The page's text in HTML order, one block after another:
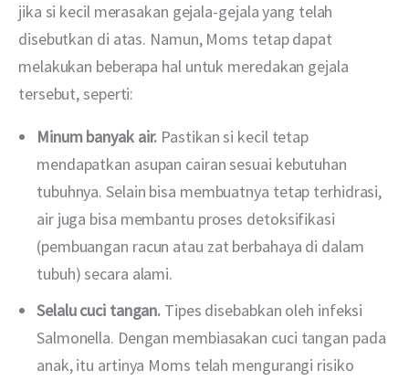
jika si kecil merasakan gejala-gejala yang telah
disebutkan di atas. Namun, Moms tetap dapat
melakukan beberapa hal untuk meredakan gejala
tersebut, seperti:
Minum banyak air. Pastikan si kecil tetap
mendapatkan asupan cairan sesuai kebutuhan
tubuhnya. Selain bisa membuatnya tetap terhidrasi,
air juga bisa membantu proses detoksifikasi
(pembuangan racun atau zat berbahaya di dalam
tubuh) secara alami.
Selalu cuci tangan. Tipes disebabkan oleh infeksi
Salmonella. Dengan membiasakan cuci tangan pada
anak, itu artinya Moms telah mengurangi risiko